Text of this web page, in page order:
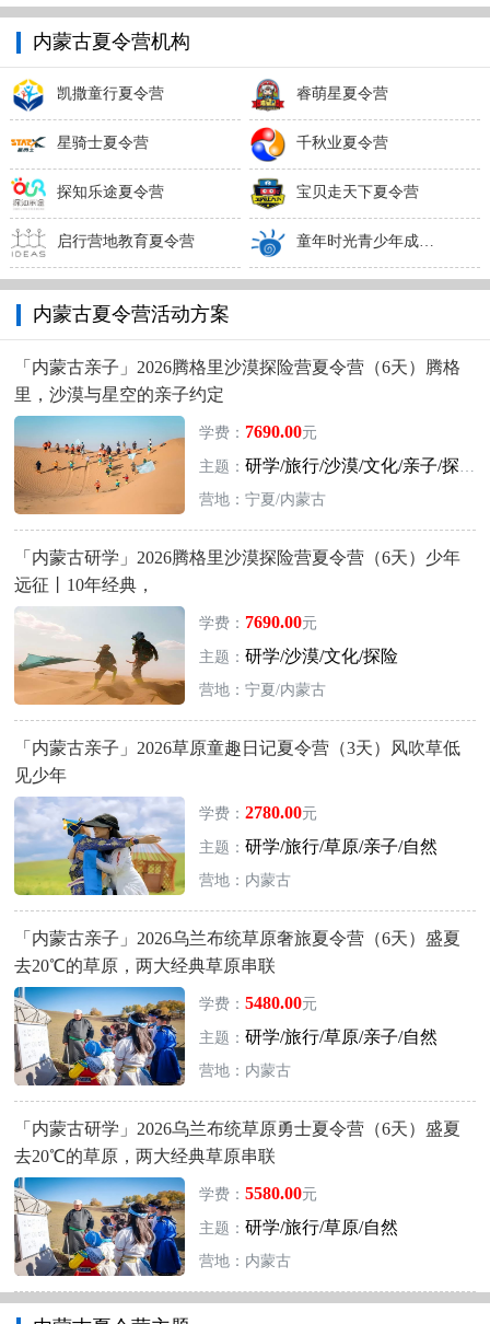
内蒙古夏令营机构
凯撒童行夏令营 睿萌星夏令营
星骑士夏令营 千秋业夏令营
探知乐途夏令营 宝贝走天下夏令营
启行营地教育夏令营 童年时光青少年成长夏令营
内蒙古夏令营活动方案
「内蒙古亲子」2026腾格里沙漠探险营夏令营（6天）腾格
里，沙漠与星空的亲子约定
学费： 7690.00元
主题： 研学/旅行/沙漠/文化/亲子/探险
营地：宁夏/内蒙古
「内蒙古研学」2026腾格里沙漠探险营夏令营（6天）少年
远征丨10年经典，
学费： 7690.00元
主题： 研学/沙漠/文化/探险
营地：宁夏/内蒙古
「内蒙古亲子」2026草原童趣日记夏令营（3天）风吹草低
见少年
学费： 2780.00元
主题： 研学/旅行/草原/亲子/自然
营地：内蒙古
「内蒙古亲子」2026乌兰布统草原奢旅夏令营（6天）盛夏
去20℃的草原，两大经典草原串联
学费： 5480.00元
主题： 研学/旅行/草原/亲子/自然
营地：内蒙古
「内蒙古研学」2026乌兰布统草原勇士夏令营（6天）盛夏
去20℃的草原，两大经典草原串联
学费： 5580.00元
主题： 研学/旅行/草原/自然
营地：内蒙古